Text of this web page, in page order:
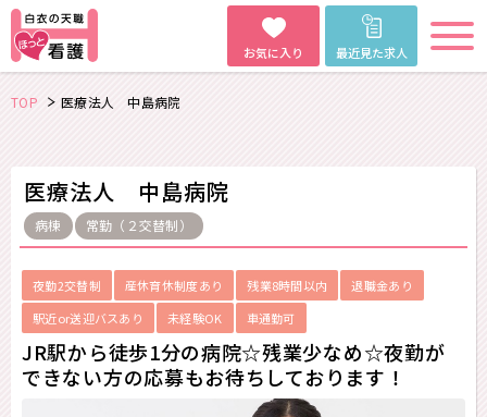
お気に入り 最近見た求人
TOP 医療法人 中島病院
医療法人 中島病院
病棟 常勤（２交替制）
夜勤2交替制 産休育休制度あり 残業8時間以内
退職金あり
駅近or送迎バスあり
未経験OK 車通勤可
JR駅から徒歩1分の病院☆残業少なめ☆夜勤が
できない方の応募もお待ちしております！